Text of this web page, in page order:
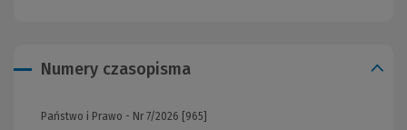
Numery czasopisma
Państwo i Prawo - Nr 7/2026 [965]